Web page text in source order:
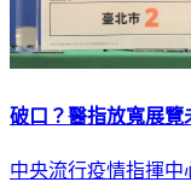
破口？醫指放寬展
中央流行疫情指揮中